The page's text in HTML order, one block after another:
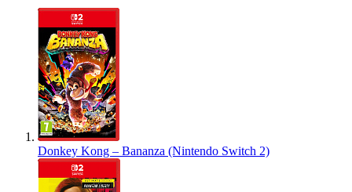
Donkey Kong – Bananza (Nintendo Switch 2)